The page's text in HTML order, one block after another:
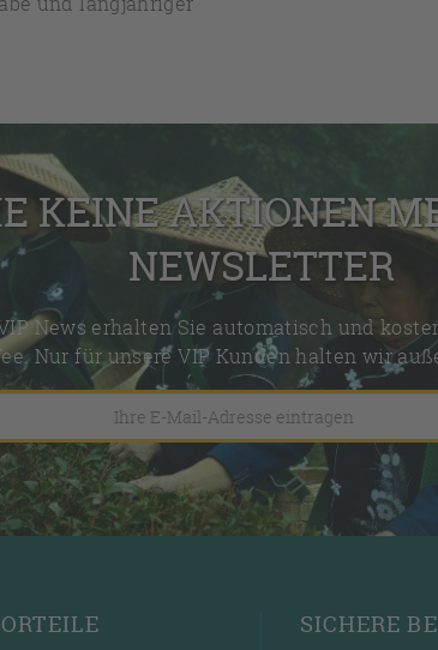
KEINE AKTIONEN
NEWSLETTER
News erhalten Sie automatisch und
Nur für unsere VIP Kunden halten wir
SICHERE